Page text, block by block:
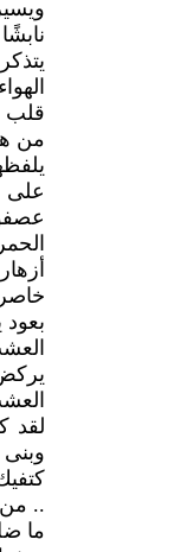
قلب
من
على
لقد
.. من
ما